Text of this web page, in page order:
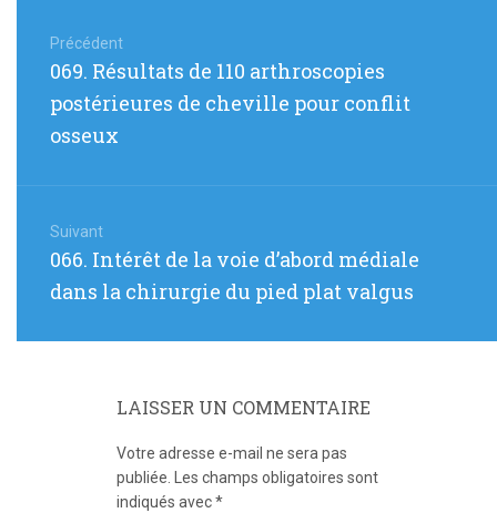
de
l’article
Précédent
Article
:
069. Résultats de 110 arthroscopies
postérieures de cheville pour conflit
osseux
Suivant
Article
:
066. Intérêt de la voie d’abord médiale
dans la chirurgie du pied plat valgus
LAISSER UN COMMENTAIRE
Votre adresse e-mail ne sera pas
publiée.
Les champs obligatoires sont
indiqués avec*